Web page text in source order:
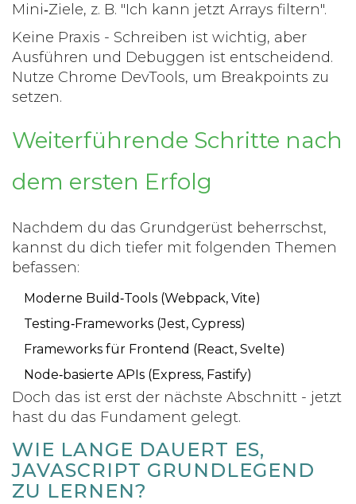
Mini‑Ziele, z. B. "Ich kann jetzt Arrays filtern".
Keine Praxis - Schreiben ist wichtig, aber
Ausführen und Debuggen ist entscheidend.
Nutze Chrome DevTools, um Breakpoints zu
setzen.
Weiterführende Schritte nach
dem ersten Erfolg
Nachdem du das Grundgerüst beherrschst,
kannst du dich tiefer mit folgenden Themen
befassen:
Moderne Build‑Tools (Webpack, Vite)
Testing‑Frameworks (Jest, Cypress)
Frameworks für Frontend (React, Svelte)
Node‑basierte APIs (Express, Fastify)
Doch das ist erst der nächste Abschnitt - jetzt
hast du das Fundament gelegt.
WIE LANGE DAUERT ES,
JAVASCRIPT GRUNDLEGEND
ZU LERNEN?